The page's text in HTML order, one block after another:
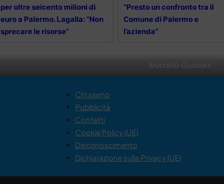
Marcello Gualdani
per oltre seicento milioni di
euro a Palermo. Lagalla: “Non
sprecare le risorse”
“Presto un confronto tra il
Comune di Palermo e
l’azienda”
Chi siamo
Pubblicità
Contatti
Cookie Policy (UE)
Disconoscimento
Dichiarazione sulla Privacy (UE)